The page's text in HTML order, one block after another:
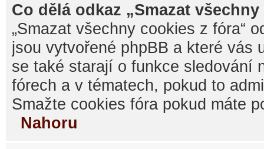
Co dělá odkaz „Smazat
„Smazat všechny cookies z fóra“
jsou vytvořené phpBB a které vás
se také starají o funkce sledování
fórech a v tématech, pokud to
Smažte cookies fóra pokud máte
Nahoru